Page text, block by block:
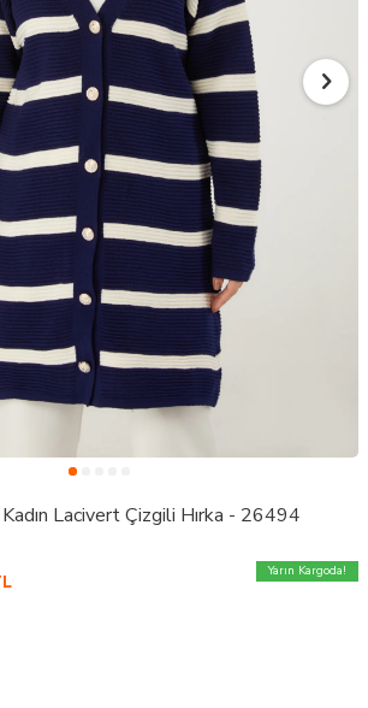
Lacivert Çizgili Hırka - 26494
Yarın Kargoda!